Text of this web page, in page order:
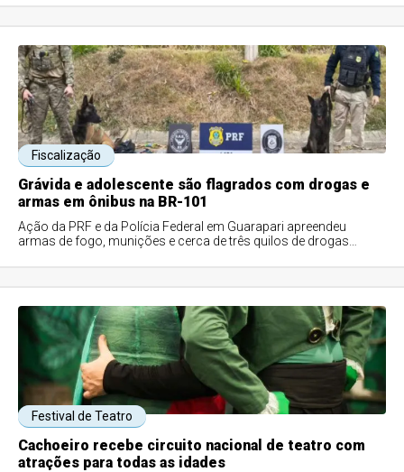
Fiscalização
Grávida e adolescente são flagrados com drogas e
armas em ônibus na BR-101
Ação da PRF e da Polícia Federal em Guarapari apreendeu
armas de fogo, munições e cerca de três quilos de drogas
Festival de Teatro
Cachoeiro recebe circuito nacional de teatro com
atrações para todas as idades